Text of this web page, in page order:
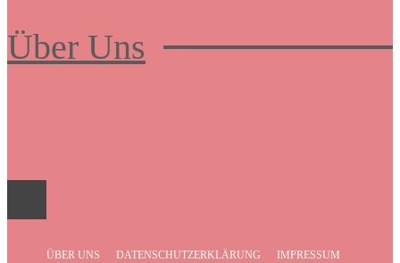
Über Uns
ÜBER UNS DATENSCHUTZERKLÄRUNG IMPRESSUM